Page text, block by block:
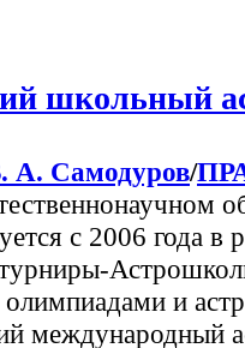
школьный
А. Самодуров/
с 2006 года в
и
международный